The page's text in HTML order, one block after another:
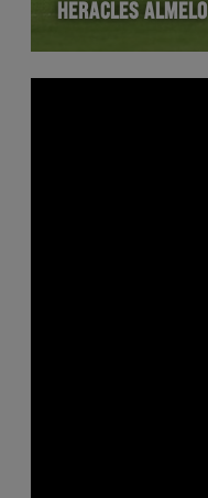
HERACLES ALMELO